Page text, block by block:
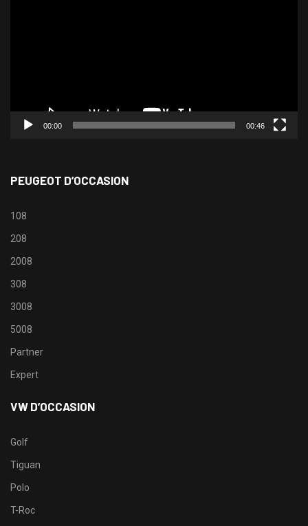
00:00 00:46
PEUGEOT D’OCCASION
108
208
2008
308
3008
5008
Partner
Expert
VW D’OCCASION
Golf
Tiguan
Polo
T-Roc